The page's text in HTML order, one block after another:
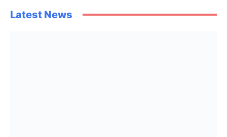
Latest News